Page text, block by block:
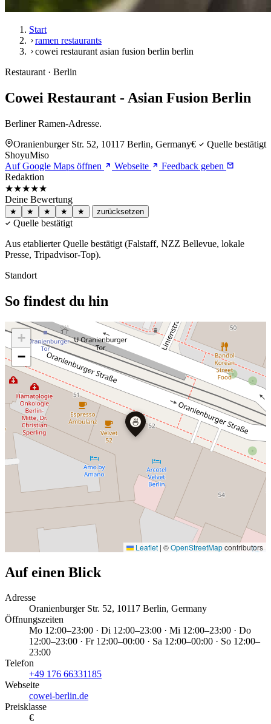
Start
ramen restaurants
cowei restaurant asian fusion berlin berlin
Restaurant · Berlin
Cowei Restaurant - Asian Fusion Berlin
Berliner Ramen-Adresse.
Oranienburger Str. 52, 10117 Berlin, Germany€
Quelle bestätigt
ShoyuMiso
Auf Google Maps öffnen
Webseite
Feedback geben
Redaktion
★★★★★
Deine Bewertung
★ ★ ★ ★ ★ zurücksetzen
Quelle bestätigt
Aus etablierter Quelle bestätigt (Falstaff, NZZ Bellevue, lokale
Presse, Tripadvisor-Top).
Standort
So findest du hin
🍜
+
−
Leaflet | ©OpenStreetMapcontributors
Auf einen Blick
Adresse
Oranienburger Str. 52, 10117 Berlin, Germany
Öffnungszeiten
Mo 12:00–23:00 · Di 12:00–23:00 · Mi 12:00–23:00 · Do
12:00–23:00 · Fr 12:00–00:00 · Sa 12:00–00:00 · So 12:00–
23:00
Telefon
+49 176 66331185
Webseite
cowei-berlin.de
Preisklasse
€